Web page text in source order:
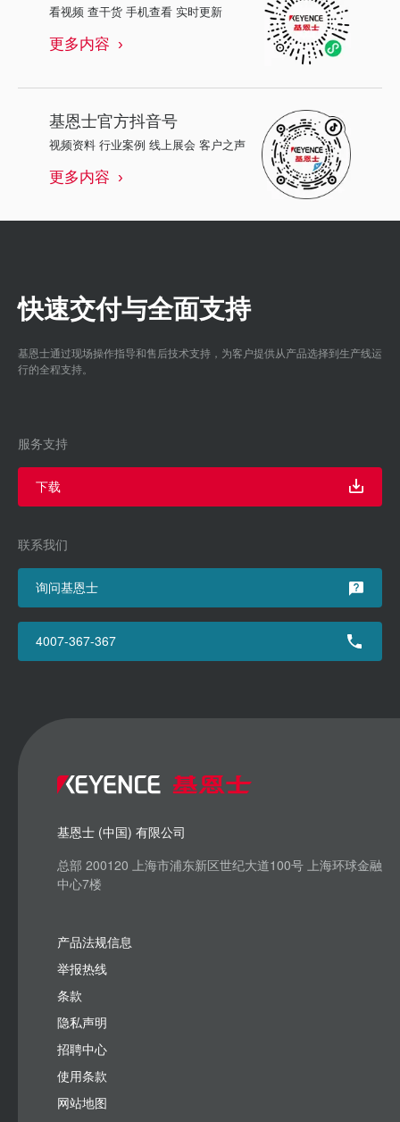
看视频 查干货 手机查看 实时更新
更多内容
基恩士官方抖音号
视频资料 行业案例 线上展会 客户之声
更多内容
快速交付与全面支持
基恩士通过现场操作指导和售后技术支持，为客户提供从产品选择到生产线运
行的全程支持。
服务支持
下载
联系我们
询问基恩士
4007-367-367
基恩士 (中国) 有限公司
总部 200120 上海市浦东新区世纪大道100号 上海环球金融
中心7楼
产品法规信息
举报热线
条款
隐私声明
招聘中心
使用条款
网站地图